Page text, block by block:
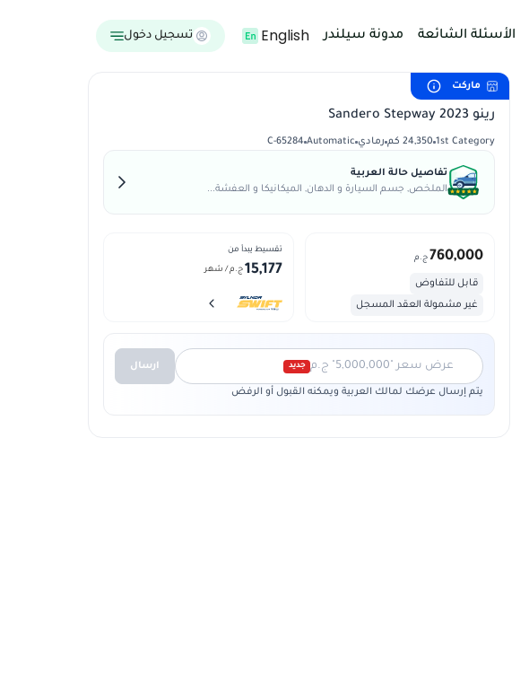
الأسئلة الشائعة مدونة سيلندر English تسجيل دخول
ماركت
رينو Sandero Stepway 2023
1st Category 24,350 كم رمادي Automatic
C-65284
تفاصيل حالة العربية
الملخص, جسم السيارة و الدهان, الميكانيكا و العفشة...
760,000 ج.م
قابل للتفاوض
غير مشمولة العقد المسجل
تقسيط يبدأ من
15,177 ج.م / شهر
عرض سعر "5,000,000" ج.م جديد ارسال
يتم إرسال عرضك لمالك العربية ويمكنه القبول أو الرفض